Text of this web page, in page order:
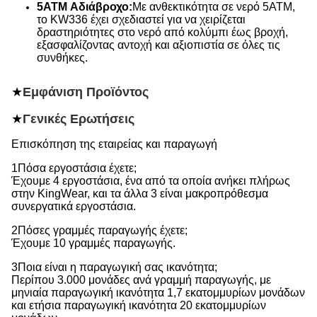
5ATM Αδιάβροχο:Με ανθεκτικότητα σε νερό 5ATM,
το KW336 έχει σχεδιαστεί για να χειρίζεται
δραστηριότητες στο νερό από κολύμπι έως βροχή,
εξασφαλίζοντας αντοχή και αξιοπιστία σε όλες τις
συνθήκες.
★Εμφάνιση Προϊόντος
★Γενικές Ερωτήσεις
Επισκόπηση της εταιρείας και παραγωγή
1Πόσα εργοστάσια έχετε;
Έχουμε 4 εργοστάσια, ένα από τα οποία ανήκει πλήρως
στην KingWear, και τα άλλα 3 είναι μακροπρόθεσμα
συνεργατικά εργοστάσια.
2Πόσες γραμμές παραγωγής έχετε;
Έχουμε 10 γραμμές παραγωγής.
3Ποια είναι η παραγωγική σας ικανότητα;
Περίπου 3.000 μονάδες ανά γραμμή παραγωγής, με
μηνιαία παραγωγική ικανότητα 1,7 εκατομμυρίων μονάδων
και ετήσια παραγωγική ικανότητα 20 εκατομμυρίων